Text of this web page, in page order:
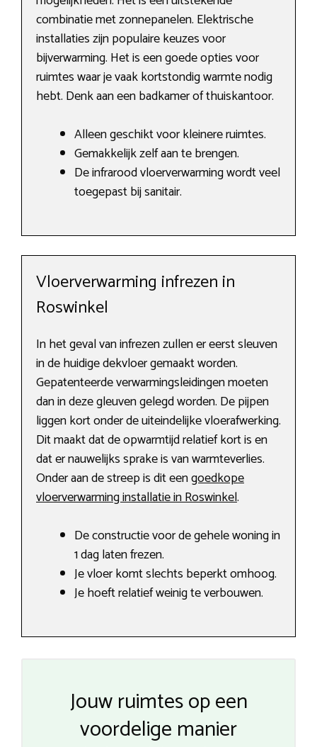
combinatie met zonnepanelen. Elektrische
installaties zijn populaire keuzes voor
bijverwarming. Het is een goede opties voor
ruimtes waar je vaak kortstondig warmte nodig
hebt. Denk aan een badkamer of thuiskantoor.
Alleen geschikt voor kleinere ruimtes.
Gemakkelijk zelf aan te brengen.
De infrarood vloerverwarming wordt veel
toegepast bij sanitair.
Vloerverwarming infrezen in
Roswinkel
In het geval van infrezen zullen er eerst sleuven
in de huidige dekvloer gemaakt worden.
Gepatenteerde verwarmingsleidingen moeten
dan in deze gleuven gelegd worden. De pijpen
liggen kort onder de uiteindelijke vloerafwerking.
Dit maakt dat de opwarmtijd relatief kort is en
dat er nauwelijks sprake is van warmteverlies.
Onder aan de streep is dit eengoedkope
vloerverwarming installatie in Roswinkel.
De constructie voor de gehele woning in
1 dag laten frezen.
Je vloer komt slechts beperkt omhoog.
Je hoeft relatief weinig te verbouwen.
Jouw ruimtes op een
voordelige manier